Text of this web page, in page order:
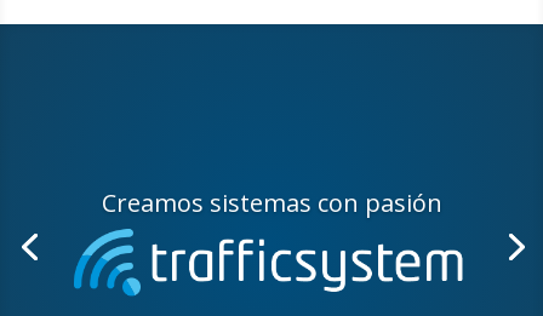
Creamos sistemas con pasión